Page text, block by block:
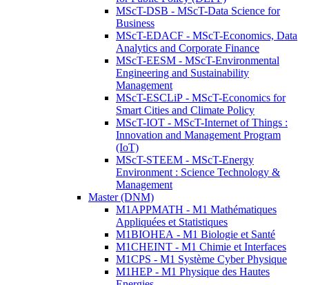
MScT-DSB - MScT-Data Science for
Business
MScT-EDACF - MScT-Economics, Data
Analytics and Corporate Finance
MScT-EESM - MScT-Environmental
Engineering and Sustainability
Management
MScT-ESCLiP - MScT-Economics for
Smart Cities and Climate Policy
MScT-IOT - MScT-Internet of Things :
Innovation and Management Program
(IoT)
MScT-STEEM - MScT-Energy
Environment : Science Technology &
Management
Master (DNM)
M1APPMATH - M1 Mathématiques
Appliquées et Statistiques
M1BIOHEA - M1 Biologie et Santé
M1CHEINT - M1 Chimie et Interfaces
M1CPS - M1 Système Cyber Physique
M1HEP - M1 Physique des Hautes